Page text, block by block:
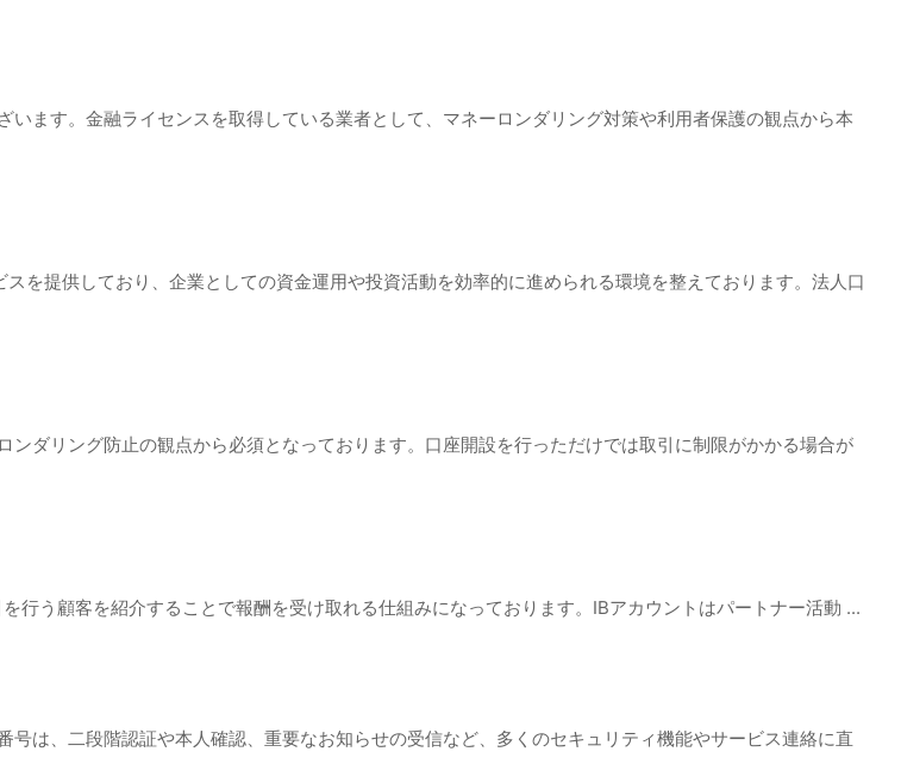
ます。金融ライセンスを取得している業者として、マネーロンダリング対策や利用者保護の観点から本
を提供しており、企業としての資金運用や投資活動を効率的に進められる環境を整えております。法人口
ダリング防止の観点から必須となっております。口座開設を行っただけでは取引に制限がかかる場合が
う顧客を紹介することで報酬を受け取れる仕組みになっております。IBアカウントはパートナー活動 ...
は、二段階認証や本人確認、重要なお知らせの受信など、多くのセキュリティ機能やサービス連絡に直